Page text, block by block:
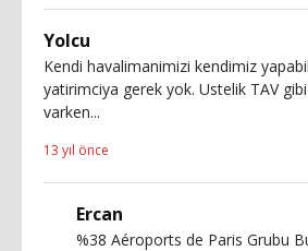
Yolcu
Kendi havalimanimizi kendimiz
yatirimciya gerek yok. Ustelik TAV
varken...
13 yıl önce
Ercan
%38 Aéroports de Paris Grubu